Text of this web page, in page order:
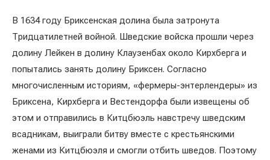
В 1634 году Бриксенская долина была затронута
Тридцатилетней войной. Шведские войска прошли через
долину Лейкен в долину Клаузенбах около Кирхберга и
попытались занять долину Бриксен. Согласно
многочисленным историям, «фермеры-энтерлендеры» из
Бриксена, Кирхберга и Вестендорфа были извещены об
этом и отправились в Китцбюэль навстречу шведским
всадникам, выиграли битву вместе с крестьянскими
женами из Китцбюэля и смогли отбить шведов. Поэтому